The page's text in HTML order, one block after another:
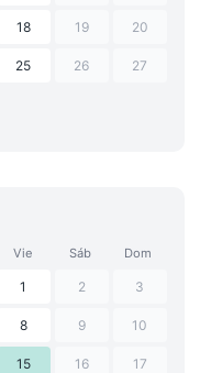
18 19 20
25 26 27
Vie Sáb Dom
1 2 3
8 9 10
15 16 17